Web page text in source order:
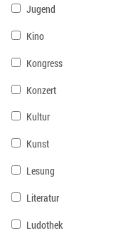
Jugend
Kino
Kongress
Konzert
Kultur
Kunst
Lesung
Literatur
Ludothek